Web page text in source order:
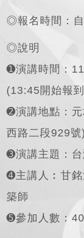
◎報名時間：
◎說明
➊演講時間：
(13:45開始報
➋演講地點：
西路二段929號)
➌演講主題：
➍主講人︰甘
築師
➎參加人數：